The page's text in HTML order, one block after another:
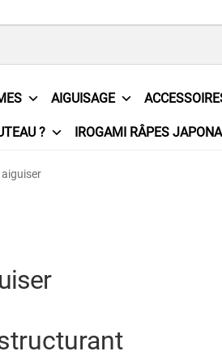
AIGUISAGE
? IROGAMI RÂPES
Vente
aiguiser